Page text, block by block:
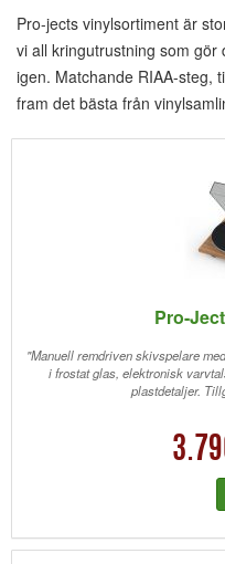
Pro-jects vinylsortiment är
vi all kringutrustning som
igen. Matchande RIAA-steg,
fram det bästa från
Pro-
"Manuell remdriven skivspelare
i frostat glas, elektronisk
plastdetaljer.